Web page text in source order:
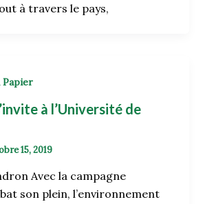
à travers le pays,
à l’Université de
15, 2019
Avec la campagne
son plein, l’environnement